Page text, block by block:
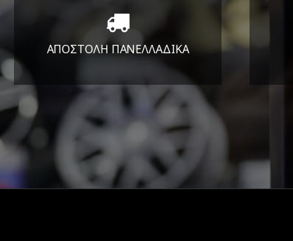
ΑΠΟΣΤΟΛΗ ΠΑΝΕΛΛΑΔΙΚA
Όπου και αν είστε θα σας
στείλουμε τα ελαστικά σας